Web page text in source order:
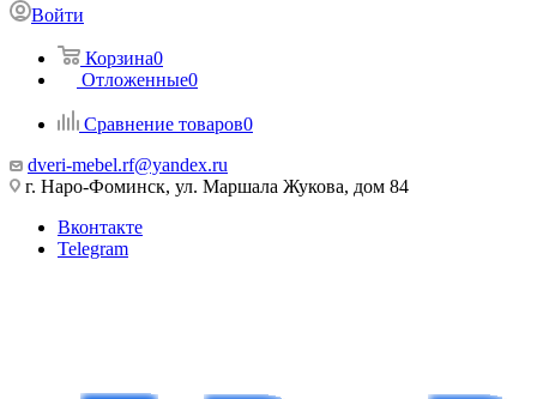
Войти
Корзина0
Отложенные0
Сравнение товаров0
dveri-mebel.rf@yandex.ru
г. Наро-Фоминск, ул. Маршала Жукова, дом 84
Вконтакте
Telegram